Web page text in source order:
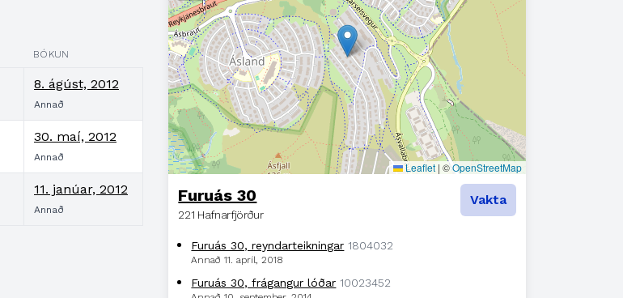
BÓKUN
8. ágúst, 2012
Annað
30. maí, 2012
Annað
11. janúar, 2012
Annað
Leaflet | ©OpenStreetMap
Furuás 30
221 Hafnarfjörður
Vakta
Furuás 30, reyndarteikningar 1804032
Annað11. apríl, 2018
Furuás 30, frágangur lóðar 10023452